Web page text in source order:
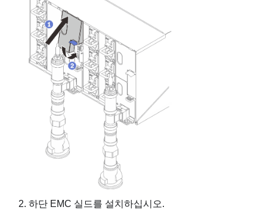
하단 EMC 실드를 설치하십시오.